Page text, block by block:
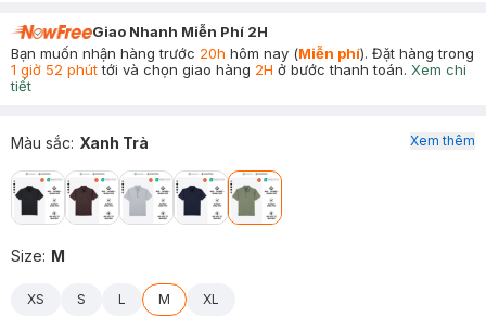
Giao Nhanh Miễn Phí 2H
Bạn muốn nhận hàng trước 20h hôm nay (Miễn phí). Đặt hàng trong
1 giờ 52 phúttới và chọn giao hàng 2H ở bước thanh toán. Xem chi
tiết
Màu sắc: Xanh Trà
Size: M
XS S L M XL
Xem thêm